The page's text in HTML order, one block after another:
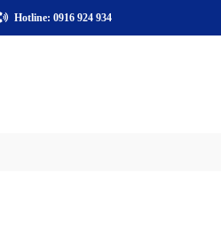
Hotline: 0916 924 934